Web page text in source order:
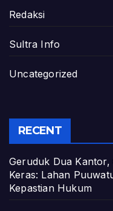
Redaksi
Sultra Info
Uncategorized
RECENT
Geruduk Dua Kantor,
Keras: Lahan
Kepastian Hukum